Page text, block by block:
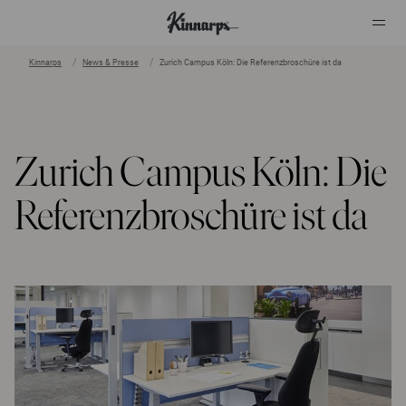
Kinnarps News & Presse Zurich Campus Köln: Die Referenzbroschüre ist da
Zurich Campus Köln: Die
Referenzbroschüre ist da